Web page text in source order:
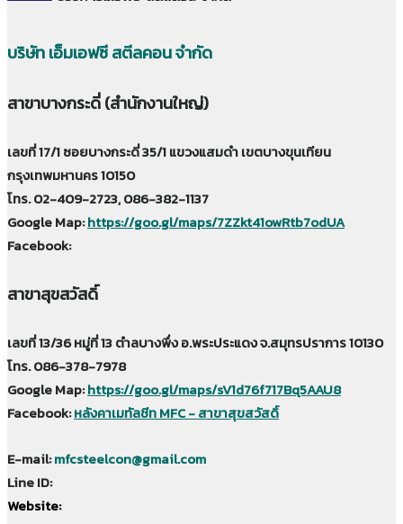
บริษัท เอ็มเอฟซี สตีลคอน จำกัด
สาขาบางกระดี่ (สำนักงานใหญ่)
เลขที่ 17/1 ซอยบางกระดี่ 35/1 แขวงแสมดำ เขตบางขุนเทียน
กรุงเทพมหานคร 10150
โทร. 02-409-2723, 086-382-1137
Google Map:https://goo.gl/maps/7ZZkt41owRtb7odUA
Facebook:
สาขาสุขสวัสดิ์
เลขที่ 13/36 หมู่ที่ 13 ตำลบางพึ่ง อ.พระประแดง จ.สมุทรปราการ 10130
โทร. 086-378-7978
Google Map:https://goo.gl/maps/sV1d76f717Bq5AAU8
Facebook:หลังคาเมทัลชีท MFC - สาขาสุขสวัสดิ์
E-mail:mfcsteelcon@gmail.com
Line ID:
Website: